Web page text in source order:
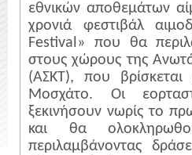
εθνικών αποθεμάτων
χρονιά φεστιβάλ
Festival» που θα
στους χώρους της
(ΑΣΚΤ), που
Μοσχάτο. Οι
ξεκινήσουν νωρίς το
και θα
περιλαμβάνοντας